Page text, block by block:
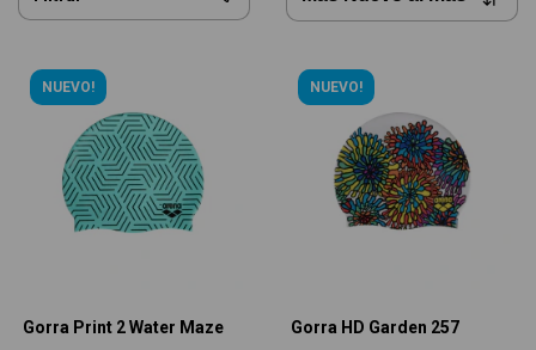
NUEVO!
Gorra Print 2 Water Maze
NUEVO!
Gorra HD Garden 257